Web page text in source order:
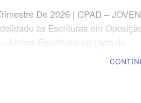
De 2026 | CPAD –
às Escrituras em
Lições Espirituais no Livro de